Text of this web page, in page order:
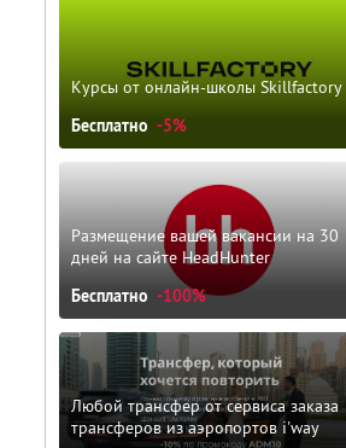
Курсы от онлайн-школы Skillfactory
Бесплатно -5%
Размещение вашей вакансии на 30
дней на сайте HeadHunter
Бесплатно -100%
Любой трансфер от сервиса заказа
трансферов из аэропортов i'way